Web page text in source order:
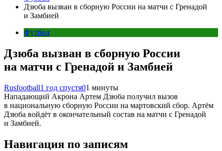
Дзюба вызван в сборную России на матчи с Гренадой
и Замбией
Футбол
Дзюба вызван в сборную России
на матчи с Гренадой и Замбией
Rusfootball1 год спустя01 минуты
Нападающий Акрона Артем Дзюба получил вызов
в национальную сборную России на мартовский сбор. Артём
Дзюба войдёт в окончательный состав на матчи с Гренадой
и Замбией.
Навигация по записям